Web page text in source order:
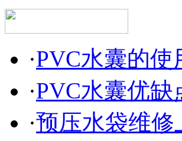
·PVC水囊的使
·PVC水囊优缺
·预压水袋维修